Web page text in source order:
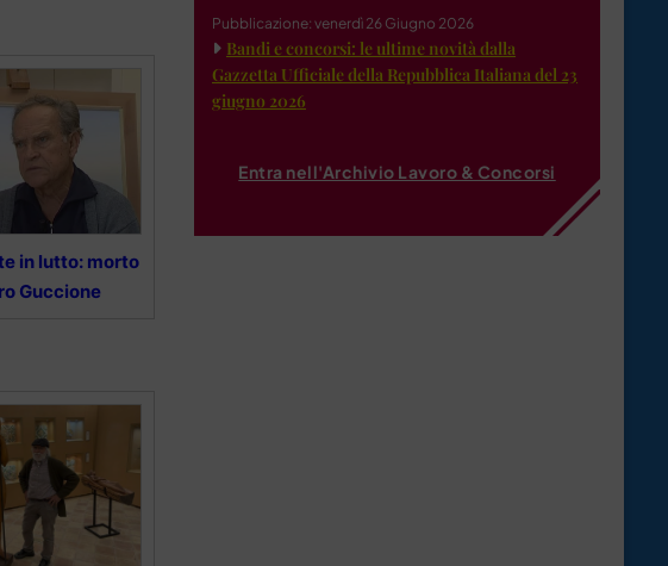
in lutto: morto
Guccione
Pubblicazione: venerdì 26 Giugno 2026
Bandi e concorsi: le ultime novità dalla
Gazzetta Ufficiale della Repubblica Italiana del 23
giugno 2026
Entra nell'Archivio Lavoro & Concorsi